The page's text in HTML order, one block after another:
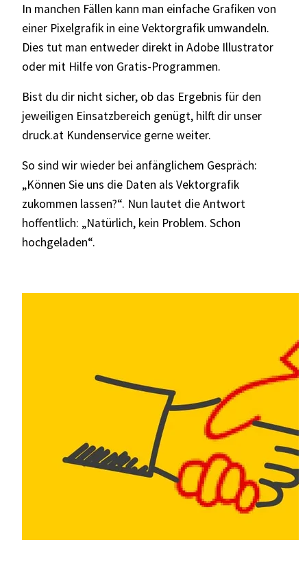
In manchen Fällen kann man einfache Grafiken von
einer Pixelgrafik in eine Vektorgrafik umwandeln.
Dies tut man entweder direkt in Adobe Illustrator
oder mit Hilfe von Gratis-Programmen.
Bist du dir nicht sicher, ob das Ergebnis für den
jeweiligen Einsatzbereich genügt, hilft dir unser
druck.at Kundenservice gerne weiter.
So sind wir wieder bei anfänglichem Gespräch:
„Können Sie uns die Daten als Vektorgrafik
zukommen lassen?“. Nun lautet die Antwort
hoffentlich: „Natürlich, kein Problem. Schon
hochgeladen“.